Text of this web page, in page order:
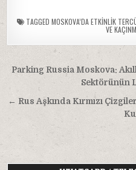
TAGGED MOSKOVA’DA ETKINLIK
VE
Yazı
gezinmesi
Parking Russia Moskova:
Sektörünün
← Rus Aşkında Kırmızı